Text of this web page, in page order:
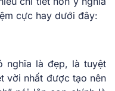
cực hay dưới đây:
nghĩa là đẹp, là tuyệt
vời nhất được tạo nên